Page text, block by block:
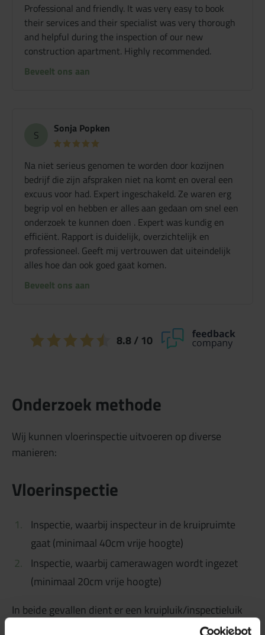
Professional and friendly. It was very easy to book
their services and their specialist was very thorough
and helpful during the inspection of our new
construction apartment. Highly recommended.
Beveelt ons aan
S Sonja Popken
Na niet serieus genomen te worden door kozijnen
bedrijf die zijn afspraken niet na komt en overal een
excuus voor had. Expert ingeschakeld. Ze waren erg
begrip vol en hebben er alles aan gedaan om snel een
onderzoek te kunnen doen . Expert was kundig en
efficiënt. Rapport is duidelijk, overzichtelijk en
professioneel. Geeft mij vertrouwen dat uiteindelijk
alles hoe dan ook goed gaat komen.
Beveelt ons aan
8.8/ 10
Onderzoek methode
Wij kunnen vloerinspectie uitvoeren op diverse
manieren:
Vloerinspectie
Inspectie, waarbij inspecteur in de kruipruimte
gaat (minimaal 40cm vrije hoogte)
Inspectie, waarbij camerawagen wordt ingezet
(minimaal 20cm vrije hoogte)
In beide gevallen dient er een kruipluik/inspectieluik
aanwezig te zijn. Is er geen kruipluik/inspectieluik dan